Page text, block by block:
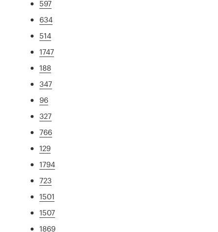
597
634
514
1747
188
347
96
327
766
129
1794
723
1501
1507
1869